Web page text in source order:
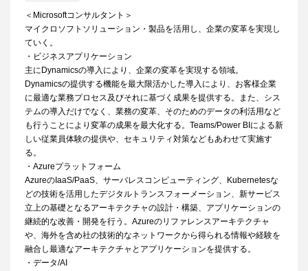
＜Microsoftコンサルタント＞
マイクロソフトソリューション・製品を活用し、企業の変革を実現し
ていく。
・ビジネスアプリケーション
主にDynamicsの導入により、企業の変革を実現する領域。
Dynamicsの提供する機能を最大限活かした導入により、お客様企業
に最適な業務プロセス及びそれに基づく成果を提供する。また、シス
テムの導入だけでなく、業務の変革、そのためのデータの利活用など
も行うことにより変革の成果を最大化する。Teams/Power BIによる新
しい従業員体験の提供や、セキュリティ対策などもあわせて実施す
る。
・Azureプラットフォーム
AzureのIaaS/PaaS、サーバレスコンピューティング、Kubernetesな
どの技術を活用したデジタルトランスフォーメーション、新サービス
立上の基礎となるアーキテクチャの設計・構築、アプリケーションの
継続的な改善・開発を行う。Azureのリファレンスアーキテクチャ
や、海外を含め社の技術的なネットワークから得られる情報や経験を
融合し最適なアーキテクチャとアプリケーションを提供する。
・データ/AI